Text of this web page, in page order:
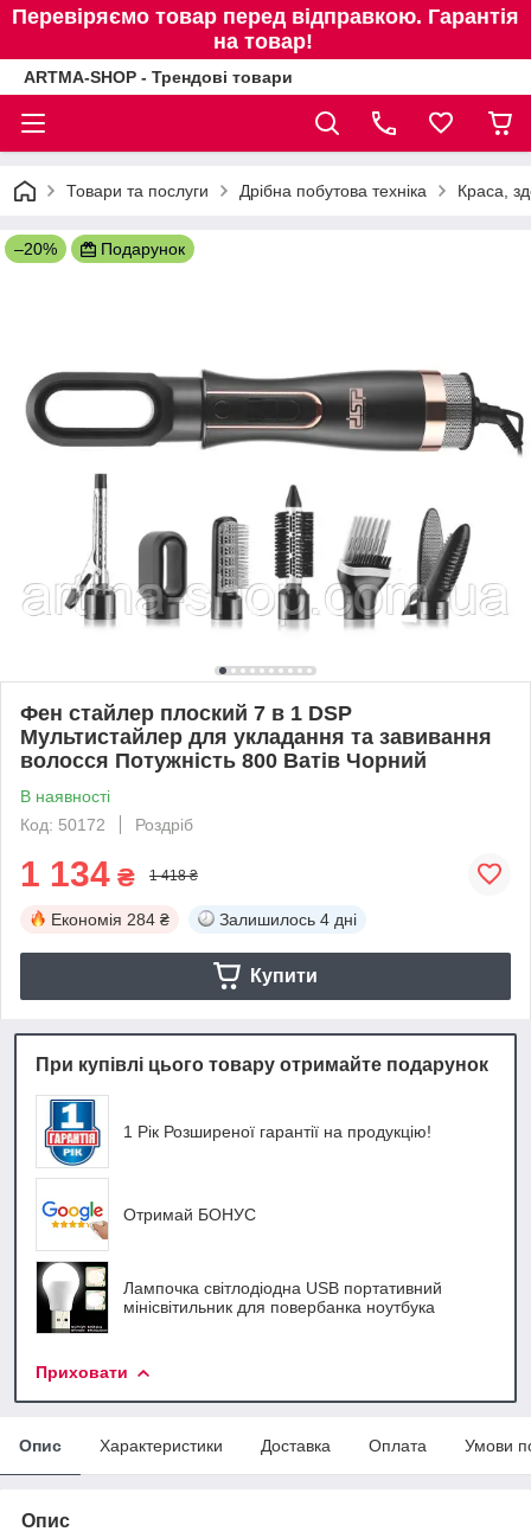
Перевіряємо товар перед відправкою. Гарантія
на товар!
ARTMA-SHOP - Трендові товари
Товари та послуги Дрібна побутова техніка Краса,
–20% Подарунок
Фен стайлер плоский 7 в 1 DSP
Мультистайлер для укладання та завивання
волосся Потужність 800 Ватів Чорний
В наявності
Код: 50172
Роздріб
1 134 ₴ 1 418 ₴
Економія 284 ₴ Залишилось 4 дні
Купити
При купівлі цього товару отримайте подарунок
1 Рік Розширеної гарантії на продукцію!
Отримай БОНУС
Лампочка світлодіодна USB портативний
мінісвітильник для повербанка ноутбука
Приховати
Опис Характеристики Доставка Оплата Умови
Опис